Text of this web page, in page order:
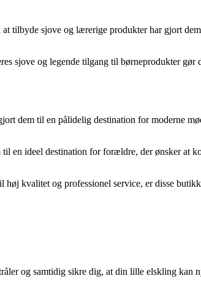
tilbyde sjove og lærerige produkter har gjort
sjove og legende tilgang til børneprodukter gør
dem til en pålidelig destination for moderne
en ideel destination for forældre, der ønsker at
høj kvalitet og professionel service, er disse
og samtidig sikre dig, at din lille elskling kan